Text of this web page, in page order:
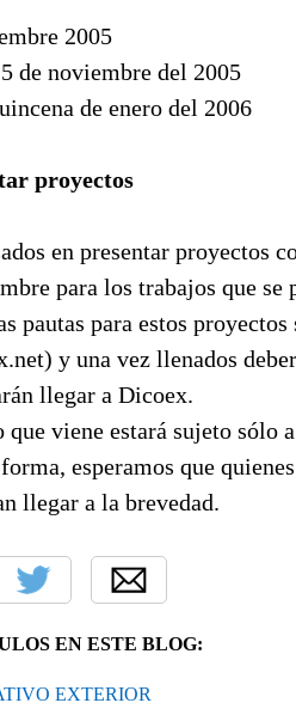
2005
de noviembre del 2005
de enero del 2006
proyectos
en presentar proyectos
para los trabajos que se
para estos proyectos
y una vez llenados
llegar a Dicoex.
viene estará sujeto sólo
esperamos que
llegar a la brevedad.
EN ESTE BLOG:
EXTERIOR